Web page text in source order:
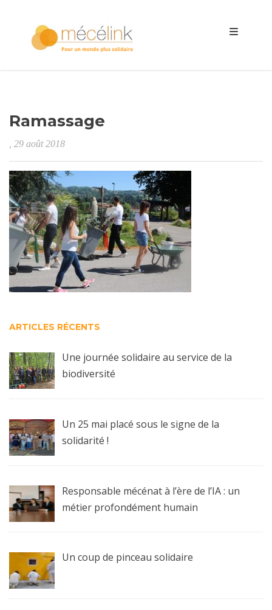
Ramassage
, 29 août 2018
ARTICLES RÉCENTS
Une journée solidaire au service de la
biodiversité
Un 25 mai placé sous le signe de la
solidarité !
Responsable mécénat à l’ère de l’IA : un
métier profondément humain
Un coup de pinceau solidaire